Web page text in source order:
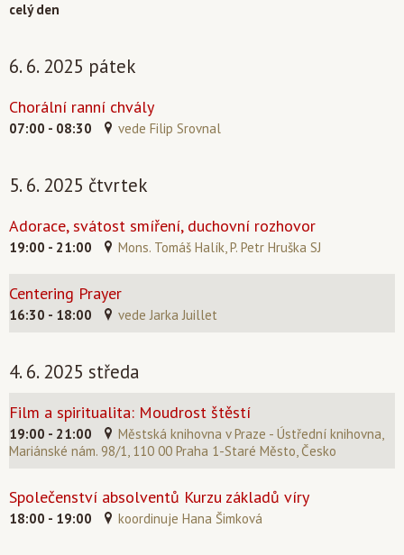
celý den
6. 6. 2025 pátek
Chorální ranní chvály
07:00 - 08:30 vede Filip Srovnal
5. 6. 2025 čtvrtek
Adorace, svátost smíření, duchovní rozhovor
19:00 - 21:00 Mons. Tomáš Halík, P. Petr Hruška SJ
Centering Prayer
16:30 - 18:00 vede Jarka Juillet
4. 6. 2025 středa
Film a spiritualita: Moudrost štěstí
19:00 - 21:00
Městská knihovna v Praze - Ústřední knihovna,
Mariánské nám. 98/1, 110 00 Praha 1-Staré Město, Česko
Společenství absolventů Kurzu základů víry
18:00 - 19:00 koordinuje Hana Šimková